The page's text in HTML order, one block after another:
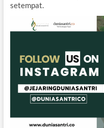
setempat.